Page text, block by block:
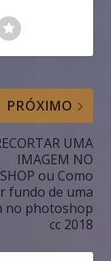
PRÓXIMO
UMA
IMAGEM NO
ou Como
fundo de uma
no photoshop
cc 2018